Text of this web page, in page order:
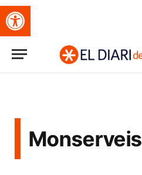
Obre la barra d'eines
Monserveis